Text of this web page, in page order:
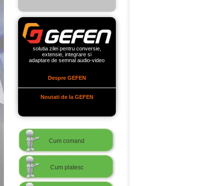
solutia zilei pentru conversie,
extensie, integrare si
adaptare de semnal audio-video
Despre GEFEN
Noutati de la GEFEN
Cum comand
Cum platesc